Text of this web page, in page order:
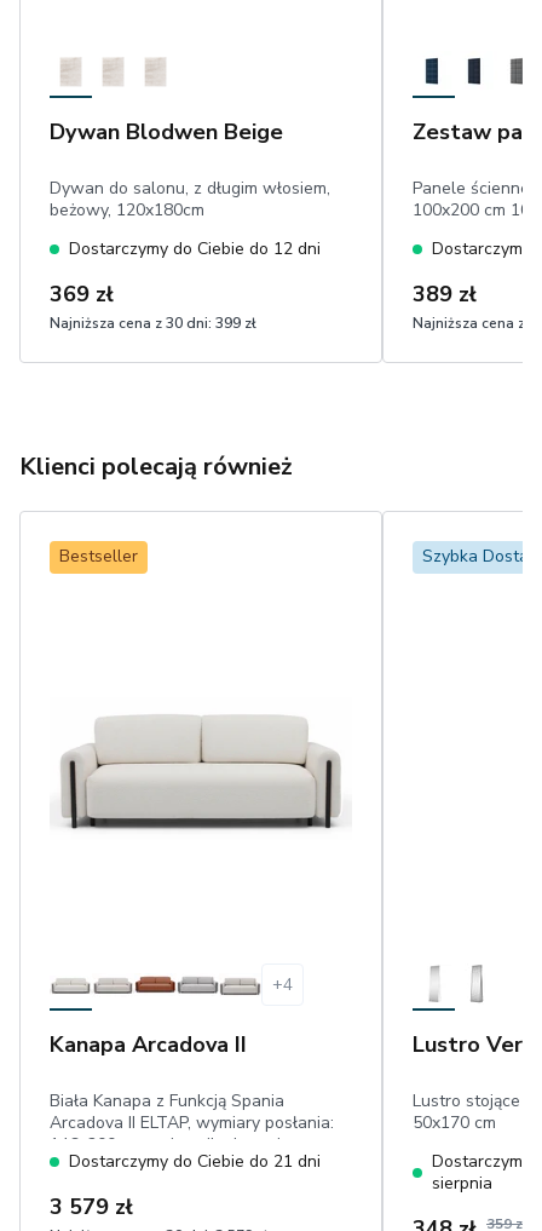
Dywan Blodwen Beige
Dywan do salonu, z długim włosiem,
beżowy, 120x180cm
Dostarczymy do Ciebie do 12 dni
369 zł
Najniższa cena z 30 dni: 399 zł
Zestaw
Panele ścienne
100x200 cm 10
Dostarczymy
389 zł
Najniższa cena z
Klienci polecają również
Bestseller
+4
Kanapa Arcadova II
Biała Kanapa z Funkcją Spania
Arcadova II ELTAP, wymiary posłania:
146x200 cm, pojemnik, drewniane
elementy w kolorze czarnym,
Dostarczymy do Ciebie do 21 dni
3 579 zł
Szybka
Lustro
Lustro stojące
50x170 cm
Dostarczymy
sierpnia
359 zł